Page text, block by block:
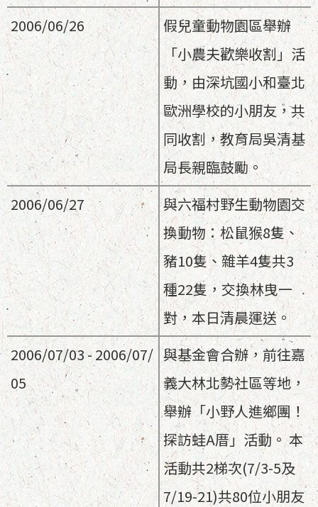
2006/06/26
假兒童動物園區舉辦
「小農夫歡樂收割」活
動，由深坑國小和臺北
歐洲學校的小朋友，共
同收割，教育局吳清基
局長親臨鼓勵。
2006/06/27
與六福村野生動物園交
換動物：松鼠猴8隻、
豬10隻、雜羊4隻共3
種22隻，交換林曳一
對，本日清晨運送。
2006/07/03 - 2006/07/
05
與基金會合辦，前往嘉
義大林北勢社區等地，
舉辦「小野人進鄉團！
探訪蛙A厝」活動。 本
活動共2梯次(7/3-5及
7/19-21)共80位小朋友